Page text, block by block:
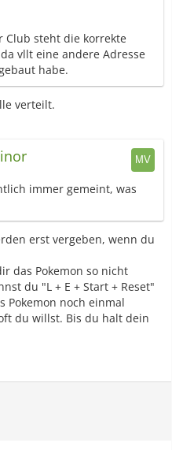
Club steht die korrekte
vllt eine andere Adresse
habe.
verteilt.
immer gemeint, was
erst vergeben, wenn du
das Pokemon so nicht
du "L + E + Start + Reset"
Pokemon noch einmal
du willst. Bis du halt dein